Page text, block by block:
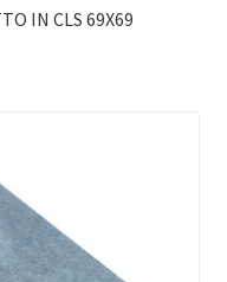
IN CLS 69X69